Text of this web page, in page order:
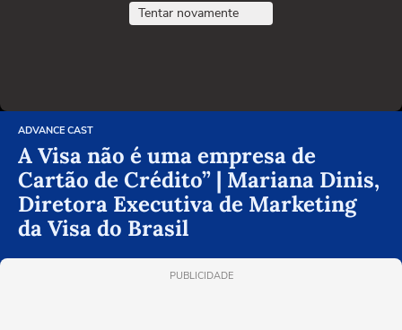
Tentar novamente
ADVANCE CAST
A Visa não é uma empresa de
Cartão de Crédito” | Mariana Dinis,
Diretora Executiva de Marketing
da Visa do Brasil
PUBLICIDADE